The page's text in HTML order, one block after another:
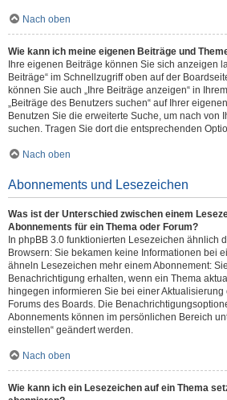
Nach oben
Wie kann ich meine eigenen Beiträge und
Ihre eigenen Beiträge können Sie sich anzeigen
Beiträge“ im Schnellzugriff oben auf der
können Sie auch „Ihre Beiträge anzeigen“ in
„Beiträge des Benutzers suchen“ auf Ihrer
Benutzen Sie die erweiterte Suche, um nach von
suchen. Tragen Sie dort die entsprechenden
Nach oben
Abonnements und Lesezeichen
Was ist der Unterschied zwischen einem
Abonnements für ein Thema oder Forum?
In phpBB 3.0 funktionierten Lesezeichen ähnlich
Browsern: Sie bekamen keine Informationen bei
ähneln Lesezeichen mehr einem Abonnement:
Benachrichtigung erhalten, wenn ein Thema
hingegen informieren Sie bei einer
Forums des Boards. Die
Abonnements können im persönlichen Bereich
einstellen“ geändert werden.
Nach oben
Wie kann ich ein Lesezeichen auf ein Thema